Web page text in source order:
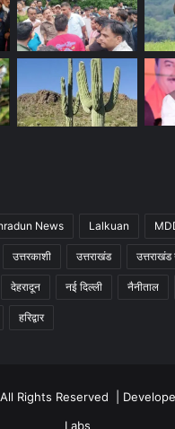
News Lalkuan
उत्तरकाशी उत्तराखंड
देहरादून नई दिल्ली नैनीताल
हरिद्वार
Rights Reserved |
Labs